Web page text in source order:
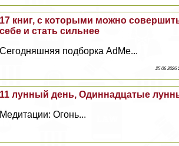
17 книг, с которыми можно
себе и стать сильнее
Сегодняшняя подборка AdMe...
25 06 2026
11 лунный день, Одиннадцатые
Медитации: Огонь...